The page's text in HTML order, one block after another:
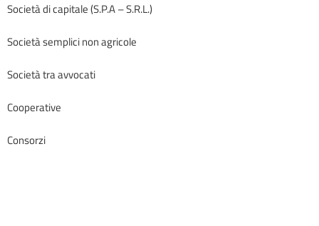
Società di capitale (S.P.A – S.R.L.)
Società semplici non agricole
Società tra avvocati
Cooperative
Consorzi